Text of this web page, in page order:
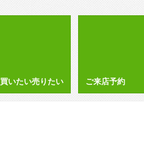
買いたい売りたい ご来店予約